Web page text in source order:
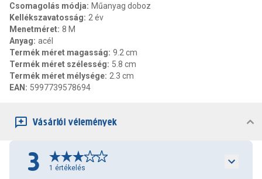
Csomagolás módja: Műanyag doboz
Kellékszavatosság: 2 év
Menetméret: 8 M
Anyag: acél
Termék méret magasság: 9.2 cm
Termék méret szélesség: 5.8 cm
Termék méret mélysége: 2.3 cm
EAN : 5997739578694
Vásárlói vélemények
3 1 értékelés